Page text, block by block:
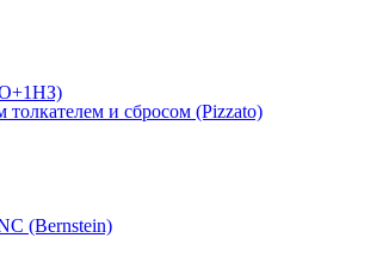
и сбросом (Pizzato)
(Bernstein)